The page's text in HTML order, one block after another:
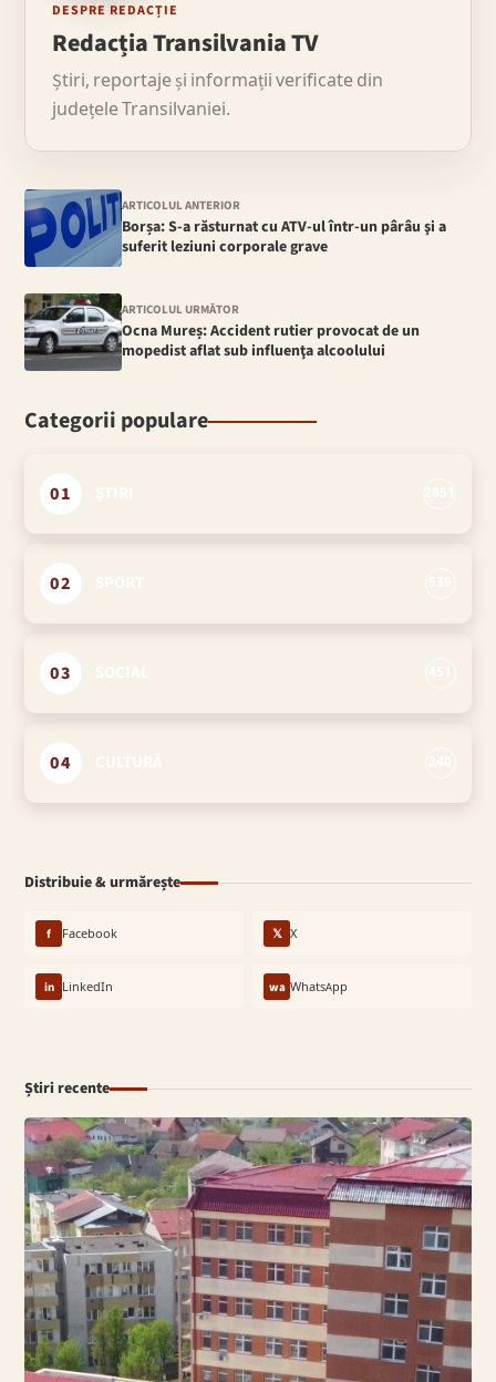
DESPRE REDACȚIE
Redacția Transilvania TV
Știri, reportaje și informații verificate din
județele Transilvaniei.
ARTICOLUL ANTERIOR
Borșa: S-a răsturnat cu ATV-ul într-un pârâu şi a
suferit leziuni corporale grave
ARTICOLUL URMĂTOR
Ocna Mureș: Accident rutier provocat de un
mopedist aflat sub influenţa alcoolului
Categorii populare
01
02
03
04
Distribuie & urmărește
f Facebook 𝕏 X
in LinkedIn wa WhatsApp
Știri recente